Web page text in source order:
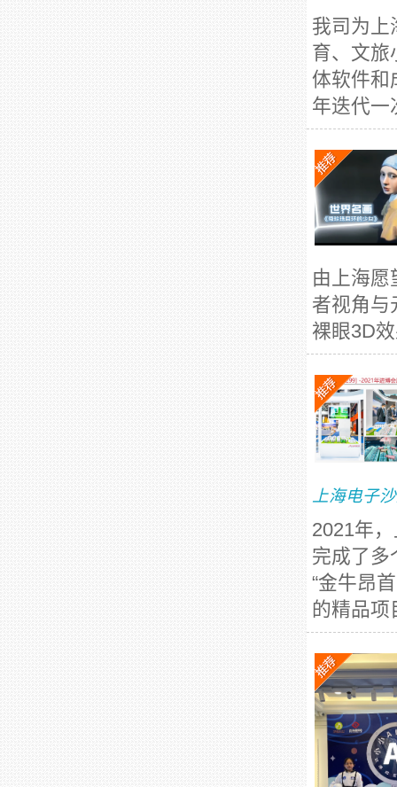
我司为上
育、文旅
体软件和
年迭代一
由上海
者视角与
裸眼3D
上海电子
2021年
完成了多
“金牛昂
的精品项